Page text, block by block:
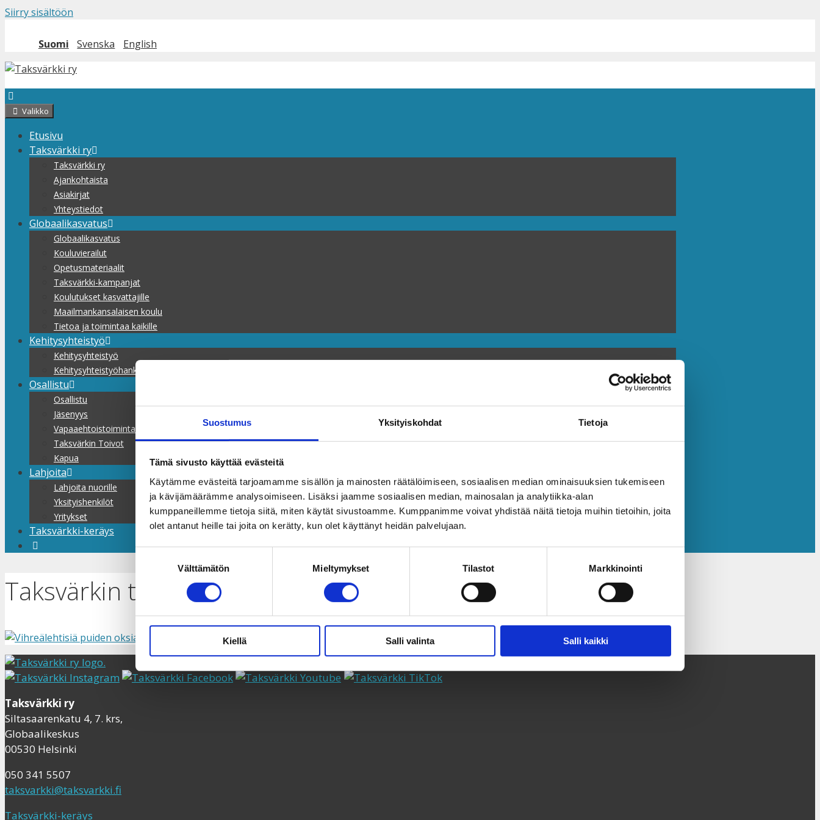
Suostumus Yksityiskohdat Tietoja
Tämä sivusto käyttää evästeitä
Käytämme evästeitä tarjoamamme sisällön ja mainosten räätälöimiseen, sosiaalisen median ominaisuuksien tukemiseen
ja kävijämäärämme analysoimiseen. Lisäksi jaamme sosiaalisen median, mainosalan ja analytiikka-alan
kumppaneillemme tietoja siitä, miten käytät sivustoamme. Kumppanimme voivat yhdistää näitä tietoja muihin tietoihin, joita
olet antanut heille tai joita on kerätty, kun olet käyttänyt heidän palvelujaan.
Suostumuksen
Välttämätön Mieltymykset Tilastot Markkinointi
Kiellä Salli valinta Salli kaikki
Siirry sisältöön
Suomi Svenska English
Valikko
Etusivu
Taksvärkki ry
Taksvärkki ry
Ajankohtaista
Asiakirjat
Yhteystiedot
Globaalikasvatus
Globaalikasvatus
Kouluvierailut
Opetusmateriaalit
Taksvärkki-kampanjat
Koulutukset kasvattajille
Maailmankansalaisen koulu
Tietoa ja toimintaa kaikille
Kehitysyhteistyö
Kehitysyhteistyö
Kehitysyhteistyöhankkeet
Osallistu
Osallistu
Jäsenyys
Vapaaehtoistoiminta
Taksvärkin Toivot
Kapua
Lahjoita
Lahjoita nuorille
Yksityishenkilöt
Yritykset
Taksvärkki-keräys
Taksvärkin toimisto on lomalla
Taksvärkki ry
Siltasaarenkatu 4, 7. krs,
Globaalikeskus
00530 Helsinki
050 341 5507
taksvarkki@taksvarkki.fi
Taksvärkki-keräys